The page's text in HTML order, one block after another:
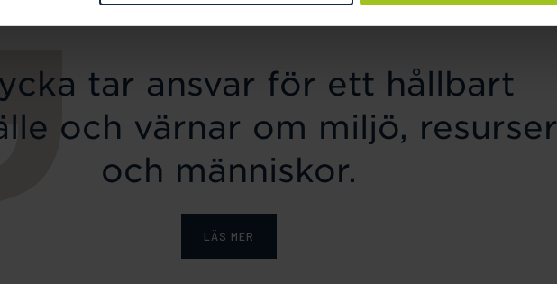
tar ansvar för ett hållbart
och värnar om miljö, resurser
och människor.
LÄS MER